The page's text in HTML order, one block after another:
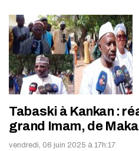
Tabaski à Kankan :
grand Imam, de
vendredi, 06 juin 2025 à 17h:17